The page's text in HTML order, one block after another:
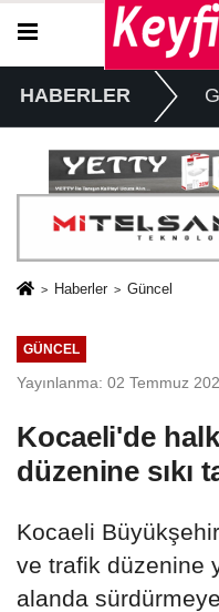
HABERLER
Haberler Güncel
GÜNCEL
Yayınlanma: 02 Temmuz
Kocaeli'de
düzenine sıkı
Kocaeli
ve trafik düzenine
alanda